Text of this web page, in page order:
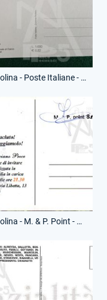
Cartolina - Poste Italiane - Francobollo Campioni d'Italia - (Retro)
Cartolina - M. & P. Point - Campioni d'Italia - (Retro)